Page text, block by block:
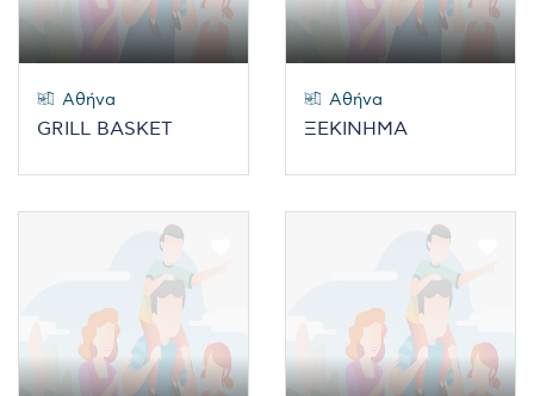
Αθήνα
GRILL BASKET
Αθήνα
ΞΕΚΙΝΗΜΑ